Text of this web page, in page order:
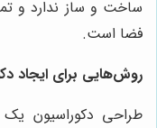
ساخت و ساز ندارد و
فضا است.
روش‌هایی برای ایجاد
طراحی دکوراسیون